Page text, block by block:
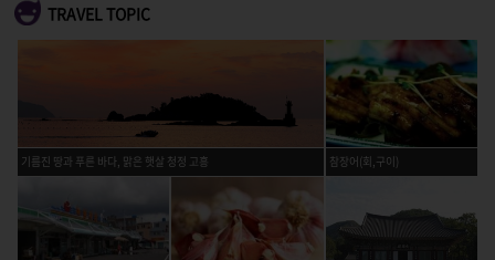
TRAVEL TOPIC
기름진 땅과 푸른 바다, 맑은 햇살 청정 고흥 참장어(회,구이)